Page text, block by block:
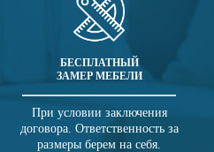
БЕСПЛАТНЫЙ
ЗАМЕР МЕБЕЛИ
При условии заключения
договора. Ответственность за
размеры берем на себя.